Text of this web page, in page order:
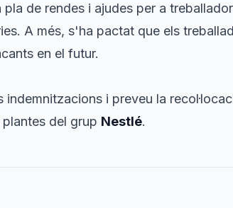
de rendes i ajudes per a
A més, s'ha pactat que els
en el futur.
i preveu la
del grup Nestlé.